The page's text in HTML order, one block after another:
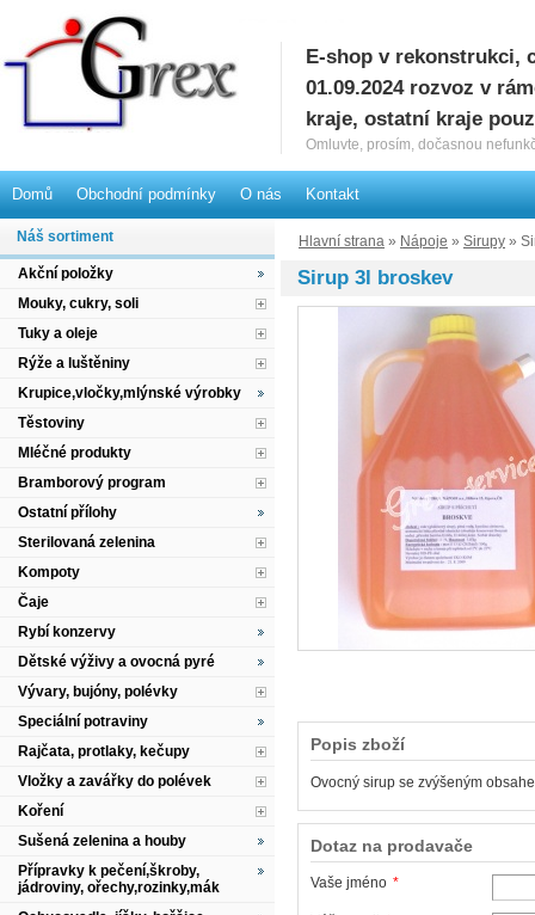
Hlavní strana » Nápoje » Sirupy »
Sirup 3l broskev
Popis zboží
Ovocný sirup se zvýšeným
Dotaz na prodavače
Vaše jméno *
Náš sortiment
Akční položky
Mouky, cukry, soli
Tuky a oleje
Rýže a luštěniny
Krupice,vločky,mlýnské výrobky
Těstoviny
Mléčné produkty
Bramborový program
Ostatní přílohy
Sterilovaná zelenina
Kompoty
Čaje
Rybí konzervy
Dětské výživy a ovocná pyré
Vývary, bujóny, polévky
Speciální potraviny
Rajčata, protlaky, kečupy
Vložky a zavářky do polévek
Koření
Sušená zelenina a houby
Přípravky k pečení,škroby,
jádroviny, ořechy,rozinky,mák
G
E-shop v rekonstrukci,
01.09.2024 rozvoz v
kraje, ostatní kraje
Omluvte, prosím, dočasnou
Domů Obchodní podmínky O nás Kontakt